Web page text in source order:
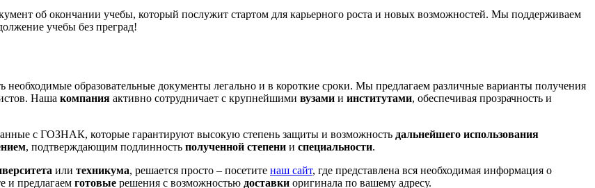
об окончании учебы, который послужит стартом для карьерного роста и новых возможностей. Мы поддерживаем
учебы без преград!
образовательные документы легально и в короткие сроки. Мы предлагаем различные варианты получения
Наша компания активно сотрудничает с крупнейшими вузами и институтами, обеспечивая прозрачность и
с ГОЗНАК, которые гарантируют высокую степень защиты и возможность дальнейшего использования
, подтверждающим подлинность полученной степени и специальности.
или техникума, решается просто – посетите наш сайт, где представлена вся необходимая информация о
и предлагаем готовые решения с возможностью доставки оригинала по вашему адресу.